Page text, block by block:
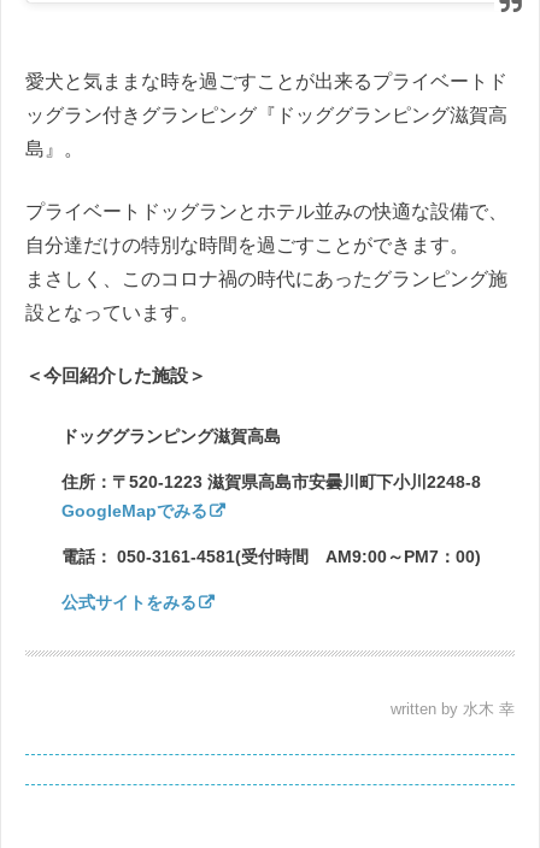
愛犬と気ままな時を過ごすことが出来るプライベートド
ッグラン付きグランピング『ドッググランピング滋賀高
島』。
プライベートドッグランとホテル並みの快適な設備で、
自分達だけの特別な時間を過ごすことができます。
まさしく、このコロナ禍の時代にあったグランピング施
設となっています。
＜今回紹介した施設＞
ドッググランピング滋賀高島
住所：〒520-1223 滋賀県高島市安曇川町下小川2248-8
GoogleMapでみる
電話： 050-3161-4581(受付時間 AM9:00～PM7：00)
公式サイトをみる
written by 水木 幸